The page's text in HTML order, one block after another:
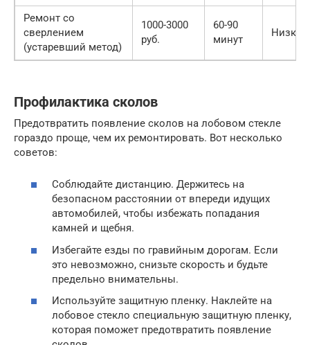
Ремонт со
сверлением
(устаревший метод)
1000-3000
руб.
60-90
минут
Низкое
Профилактика сколов
Предотвратить появление сколов на лобовом стекле
гораздо проще, чем их ремонтировать. Вот несколько
советов:
Соблюдайте дистанцию. Держитесь на
безопасном расстоянии от впереди идущих
автомобилей, чтобы избежать попадания
камней и щебня.
Избегайте езды по гравийным дорогам. Если
это невозможно, снизьте скорость и будьте
предельно внимательны.
Используйте защитную пленку. Наклейте на
лобовое стекло специальную защитную пленку,
которая поможет предотвратить появление